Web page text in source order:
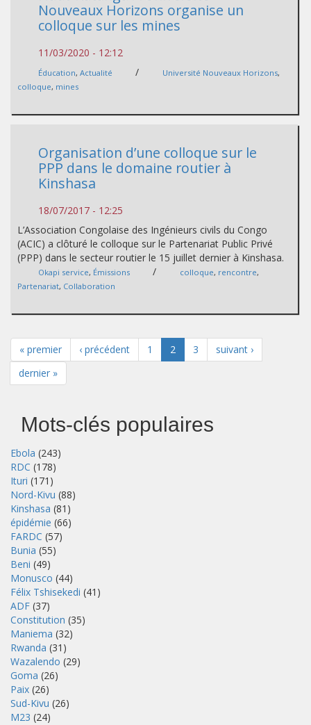
Nouveaux Horizons organise un
colloque sur les mines
11/03/2020 - 12:12
Éducation, Actualité / Université Nouveaux Horizons,
colloque, mines
Organisation d’une colloque sur le
PPP dans le domaine routier à
Kinshasa
18/07/2017 - 12:25
L’Association Congolaise des Ingénieurs civils du Congo
(ACIC) a clôturé le colloque sur le Partenariat Public Privé
(PPP) dans le secteur routier le 15 juillet dernier à Kinshasa.
Okapi service, Émissions / colloque, rencontre,
Partenariat, Collaboration
« premier ‹ précédent 1 2 3
suivant ›
dernier »
Mots-clés populaires
Ebola (243)
RDC (178)
Ituri (171)
Nord-Kivu (88)
Kinshasa (81)
épidémie (66)
FARDC (57)
Bunia (55)
Beni (49)
Monusco (44)
Félix Tshisekedi (41)
ADF (37)
Constitution (35)
Maniema (32)
Rwanda (31)
Wazalendo (29)
Goma (26)
Paix (26)
Sud-Kivu (26)
M23 (24)